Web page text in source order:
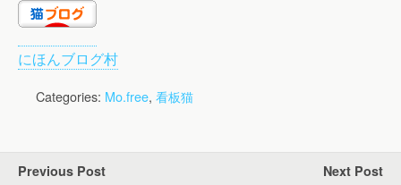
にほんブログ村
Categories: Mo.free, 看板猫
Previous Post Next Post